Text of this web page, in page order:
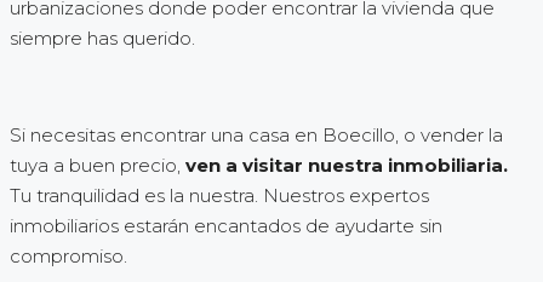
urbanizaciones donde poder encontrar la vivienda que
siempre has querido.
Si necesitas encontrar una casa en Boecillo, o vender la
tuya a buen precio, ven a visitar nuestra inmobiliaria.
Tu tranquilidad es la nuestra. Nuestros expertos
inmobiliarios estarán encantados de ayudarte sin
compromiso.